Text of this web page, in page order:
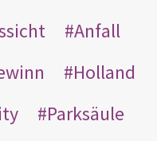
Anfall
Holland
Parksäule